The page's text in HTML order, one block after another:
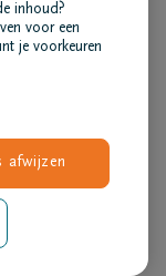
inhoud?
voor een
je voorkeuren
afwijzen